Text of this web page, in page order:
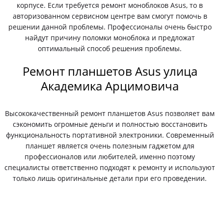
корпусе. Если требуется ремонт моноблоков Asus, то в
авторизованном сервисном центре вам смогут помочь в
решении данной проблемы. Профессионалы очень быстро
найдут причину поломки моноблока и предложат
оптимальный способ решения проблемы.
Ремонт планшетов Asus улица
Академика Арцимовича
Высококачественный ремонт планшетов Asus позволяет вам
сэкономить огромные деньги и полностью восстановить
функциональность портативной электроники. Современный
планшет является очень полезным гаджетом для
профессионалов или любителей, именно поэтому
специалисты ответственно подходят к ремонту и используют
только лишь оригинальные детали при его проведении.